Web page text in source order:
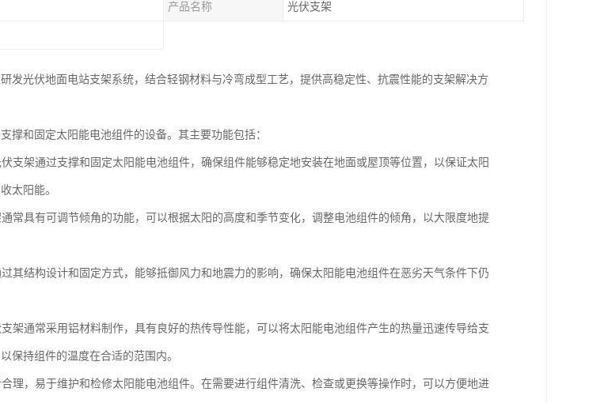
产品名称 光伏支架
发光伏地面电站支架系统，结合轻钢材料与冷弯成型工艺，提供高稳定性、抗震性能的支架解决方
撑和固定太阳能电池组件的设备。其主要功能包括：
支架通过支撑和固定太阳能电池组件，确保组件能够稳定地安装在地面或屋顶等位置，以保证太阳
太阳能。
常具有可调节倾角的功能，可以根据太阳的高度和季节变化，调整电池组件的倾角，以大限度地提
其结构设计和固定方式，能够抵御风力和地震力的影响，确保太阳能电池组件在恶劣天气条件下仍
架通常采用铝材料制作，具有良好的热传导性能，可以将太阳能电池组件产生的热量迅速传导给支
保持组件的温度在合适的范围内。
理，易于维护和检修太阳能电池组件。在需要进行组件清洗、检查或更换等操作时，可以方便地进